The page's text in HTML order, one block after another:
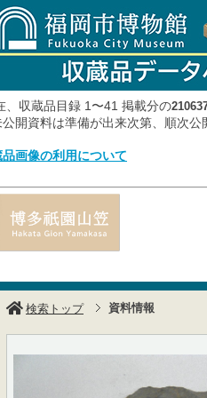
、収蔵品目録 1〜41 掲載分の
公開資料は準備が出来次第、順次
品画像の利用について
検索トップ 資料情報